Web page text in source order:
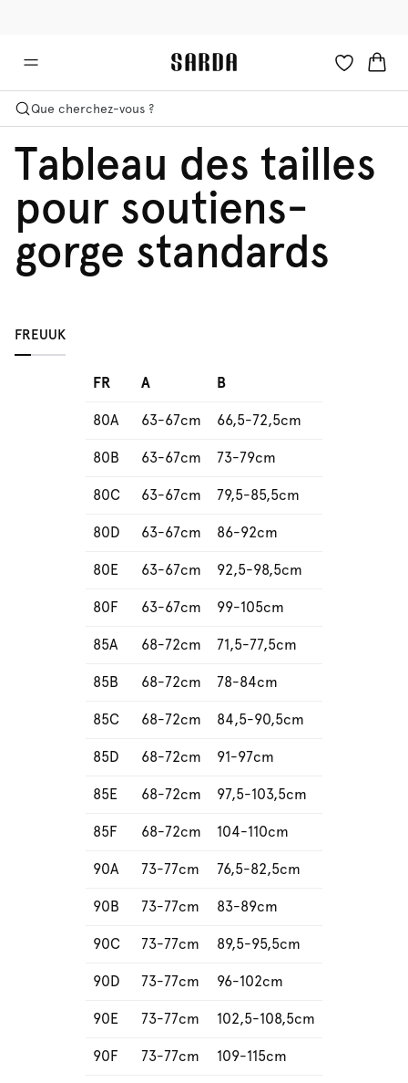
Que cherchez-vous ?
Tableau des tailles
pour soutiens-
gorge standards
FREUUK
FR A B
80A 63-67cm 66,5-72,5cm
80B 63-67cm 73-79cm
80C 63-67cm 79,5-85,5cm
80D 63-67cm 86-92cm
80E 63-67cm 92,5-98,5cm
80F 63-67cm 99-105cm
85A 68-72cm 71,5-77,5cm
85B 68-72cm 78-84cm
85C 68-72cm 84,5-90,5cm
85D 68-72cm 91-97cm
85E 68-72cm 97,5-103,5cm
85F 68-72cm 104-110cm
90A 73-77cm 76,5-82,5cm
90B 73-77cm 83-89cm
90C 73-77cm 89,5-95,5cm
90D 73-77cm 96-102cm
90E 73-77cm 102,5-108,5cm
90F 73-77cm 109-115cm